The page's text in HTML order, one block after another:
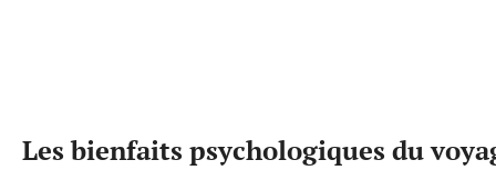
Les bienfaits psychologiques du